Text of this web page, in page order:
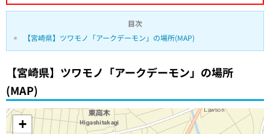
目次
【宮崎県】ツワモノ「アークデーモン」の場所(MAP)
【宮崎県】ツワモノ「アークデーモン」の場所
(MAP)
+